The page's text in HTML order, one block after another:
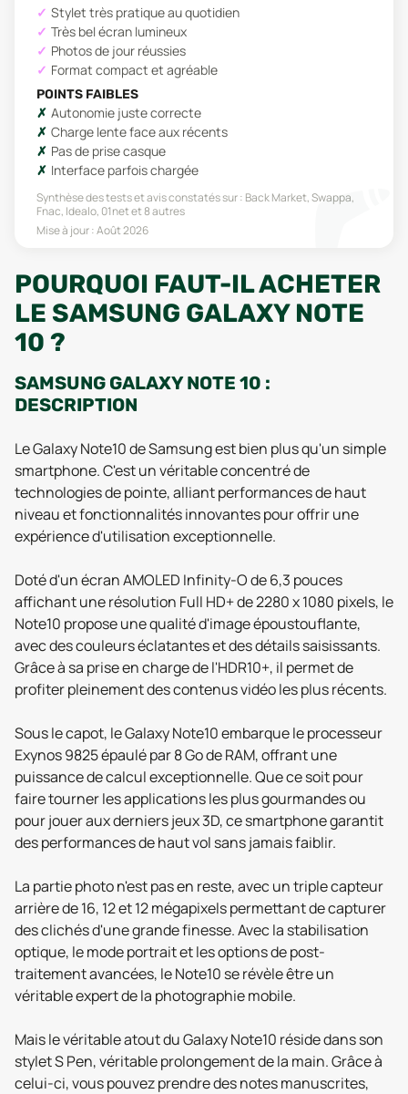
Stylet très pratique au quotidien
Très bel écran lumineux
Photos de jour réussies
Format compact et agréable
POINTS FAIBLES
Autonomie juste correcte
Charge lente face aux récents
Pas de prise casque
Interface parfois chargée
Synthèse des tests et avis constatés sur : Back Market, Swappa,
Fnac, Idealo, 01netet 8 autres
Mise à jour :Août 2026
POURQUOI FAUT-IL ACHETER
LE SAMSUNG GALAXY NOTE
10 ?
SAMSUNG GALAXY NOTE 10 :
DESCRIPTION
Le Galaxy Note10 de Samsung est bien plus qu'un simple
smartphone. C'est un véritable concentré de
technologies de pointe, alliant performances de haut
niveau et fonctionnalités innovantes pour offrir une
expérience d'utilisation exceptionnelle.
Doté d'un écran AMOLED Infinity-O de 6,3 pouces
affichant une résolution Full HD+ de 2280 x 1080 pixels, le
Note10 propose une qualité d'image époustouflante,
avec des couleurs éclatantes et des détails saisissants.
Grâce à sa prise en charge de l'HDR10+, il permet de
profiter pleinement des contenus vidéo les plus récents.
Sous le capot, le Galaxy Note10 embarque le processeur
Exynos 9825 épaulé par 8 Go de RAM, offrant une
puissance de calcul exceptionnelle. Que ce soit pour
faire tourner les applications les plus gourmandes ou
pour jouer aux derniers jeux 3D, ce smartphone garantit
des performances de haut vol sans jamais faiblir.
La partie photo n'est pas en reste, avec un triple capteur
arrière de 16, 12 et 12 mégapixels permettant de capturer
des clichés d'une grande finesse. Avec la stabilisation
optique, le mode portrait et les options de post-
traitement avancées, le Note10 se révèle être un
véritable expert de la photographie mobile.
Mais le véritable atout du Galaxy Note10 réside dans son
stylet S Pen, véritable prolongement de la main. Grâce à
celui-ci, vous pouvez prendre des notes manuscrites,